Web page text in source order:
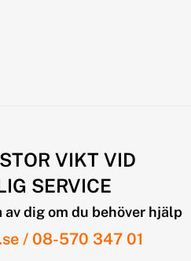
VIKT VID
SERVICE
dig om du behöver hjälp
/ 08-570 347 01